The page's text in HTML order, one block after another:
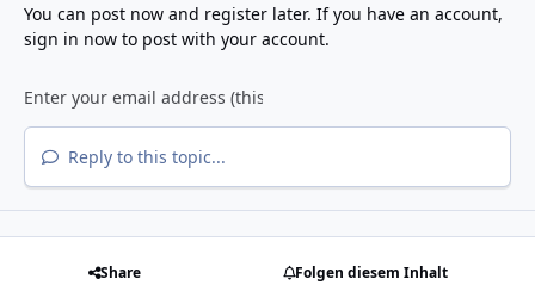
You can post now and register later. If you have an account,
sign in nowto post with your account.
Reply to this topic...
Share Folgen diesem Inhalt